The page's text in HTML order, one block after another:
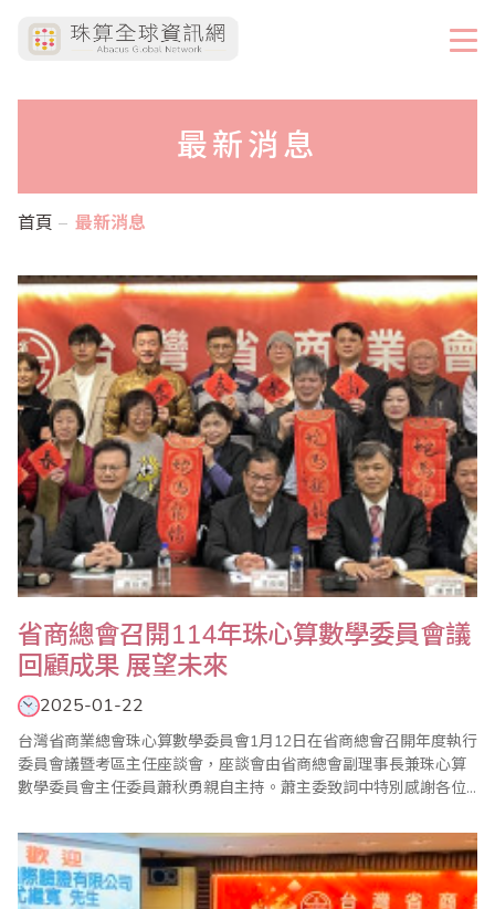
最新消息
首頁 最新消息
省商總會召開114年珠心算數學委員會議
回顧成果 展望未來
2025-01-22
台灣省商業總會珠心算數學委員會1月12日在省商總會召開年度執行
委員會議暨考區主任座談會，座談會由省商總會副理事長兼珠心算
數學委員會主任委員蕭秋勇親自主持。蕭主委致詞中特別感謝各位
前。 回顧去年，國內珠心算檢定業務穩定執行，同時也協助印尼、
馬來西亞、日本等海外各地辦理珠心算檢定，都略有成長。每年8月
舉辦的慶祝世界珠算日大會及珠心算數學比賽..